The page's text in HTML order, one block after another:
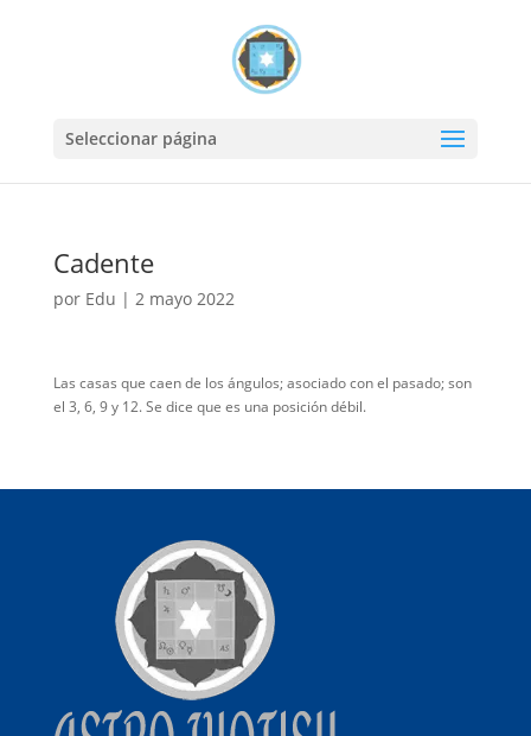
Seleccionar página
Cadente
por Edu | 2 mayo 2022
Las casas que caen de los ángulos; asociado con el pasado; son
el 3, 6, 9 y 12. Se dice que es una posición débil.